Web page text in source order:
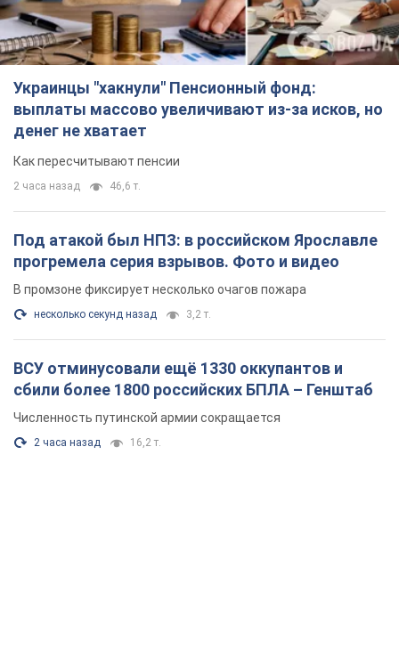
Украинцы "хакнули" Пенсионный фонд:
выплаты массово увеличивают из-за исков, но
денег не хватает
Как пересчитывают пенсии
2 часа назад 46,6 т.
Под атакой был НПЗ: в российском Ярославле
прогремела серия взрывов. Фото и видео
В промзоне фиксирует несколько очагов пожара
несколько секунд назад 3,2 т.
ВСУ отминусовали ещё 1330 оккупантов и
сбили более 1800 российских БПЛА – Генштаб
Численность путинской армии сокращается
2 часа назад 16,2 т.